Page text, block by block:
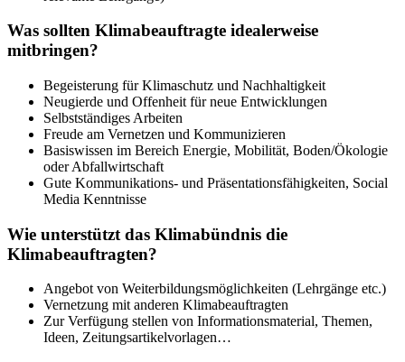
Was sollten Klimabeauftragte idealerweise
mitbringen?
Begeisterung für Klimaschutz und Nachhaltigkeit
Neugierde und Offenheit für neue Entwicklungen
Selbstständiges Arbeiten
Freude am Vernetzen und Kommunizieren
Basiswissen im Bereich Energie, Mobilität, Boden/Ökologie
oder Abfallwirtschaft
Gute Kommunikations- und Präsentationsfähigkeiten, Social
Media Kenntnisse
Wie unterstützt das Klimabündnis die
Klimabeauftragten?
Angebot von Weiterbildungsmöglichkeiten (Lehrgänge etc.)
Vernetzung mit anderen Klimabeauftragten
Zur Verfügung stellen von Informationsmaterial, Themen,
Ideen, Zeitungsartikelvorlagen…